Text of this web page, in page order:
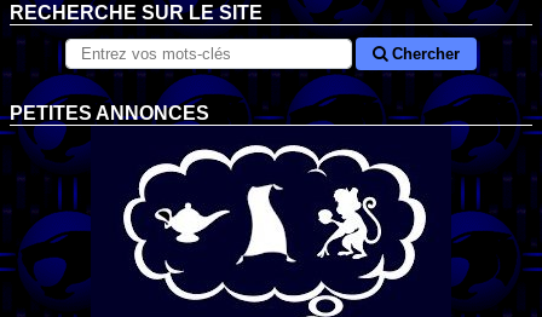
RECHERCHE SUR LE SITE
Chercher
PETITES ANNONCES